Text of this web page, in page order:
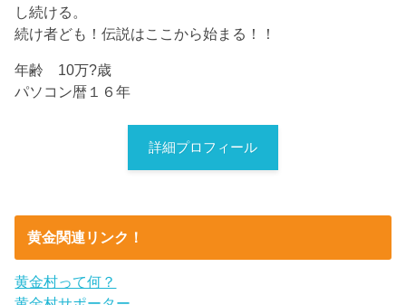
し続ける。
続け者ども！伝説はここから始まる！！
年齢 10万?歳
パソコン暦１６年
詳細プロフィール
黄金関連リンク！
黄金村って何？